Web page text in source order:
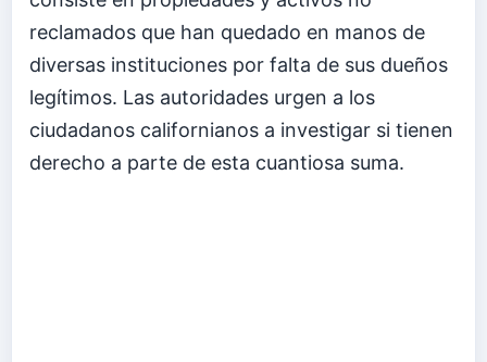
reclamados que han quedado en manos de
diversas instituciones por falta de sus dueños
legítimos. Las autoridades urgen a los
ciudadanos californianos a investigar si tienen
derecho a parte de esta cuantiosa suma.